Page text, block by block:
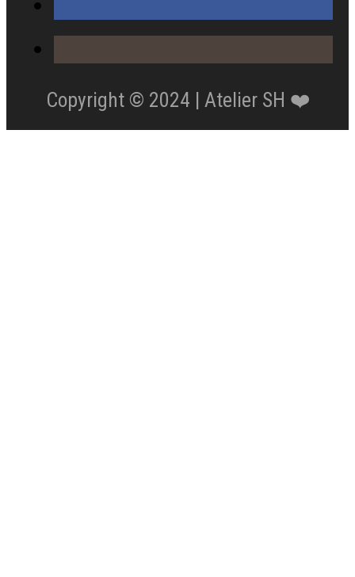
Copyright © 2024 | Atelier SH ❤️